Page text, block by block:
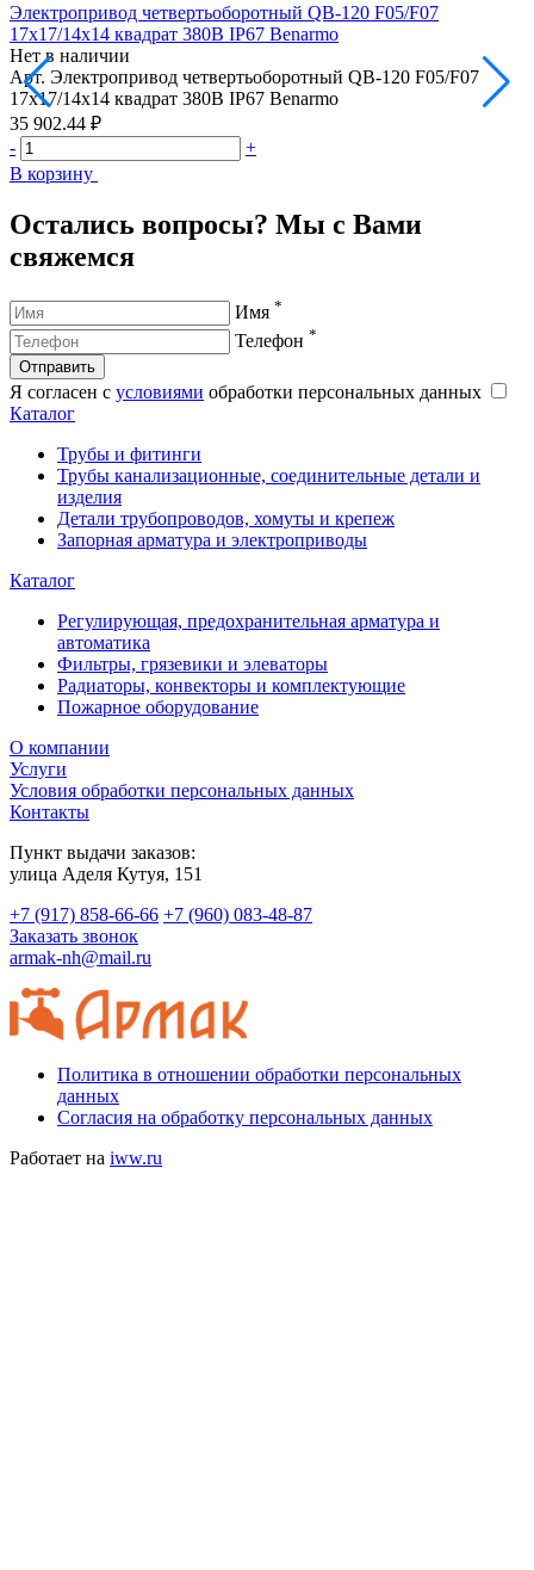
Электропривод четвертьоборотный QB-120 F05/F07
17х17/14х14 квадрат 380В IP67 Benarmo
Нет в наличии
Арт. Электропривод четвертьоборотный QB-120 F05/F07
17х17/14х14 квадрат 380В IP67 Benarmo
35 902.44 ₽
-
+
В корзину
Остались вопросы? Мы с Вами
свяжемся
Имя *
Телефон *
Отправить
Я согласен с условиями обработки персональных данных
Каталог
Трубы и фитинги
Трубы канализационные, соединительные детали и
изделия
Детали трубопроводов, хомуты и крепеж
Запорная арматура и электроприводы
Каталог
Регулирующая, предохранительная арматура и
автоматика
Фильтры, грязевики и элеваторы
Радиаторы, конвекторы и комплектующие
Пожарное оборудование
О компании
Услуги
Условия обработки персональных данных
Контакты
Пункт выдачи заказов:
​улица Аделя Кутуя, 151
+7 (917) 858-66-66 +7 (960) 083-48-87
Заказать звонок
armak-nh@mail.ru
Политика в отношении обработки персональных
данных
Согласия на обработку персональных данных
Работает на iww.ru